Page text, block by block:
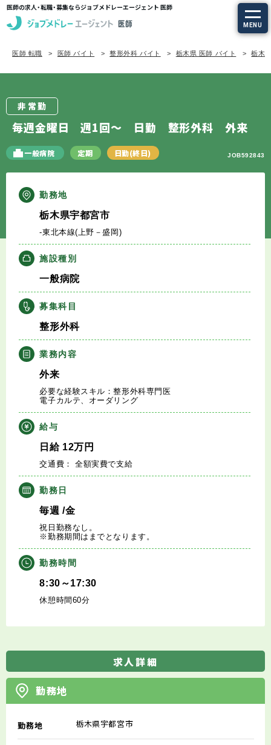
医師の求人・転職・募集ならジョブメドレーエージェント 医師
MENU
求人を探す
定期非常勤の求人
特集から探す
エージェントサービス
エージェントサービスTOP
サービスの流れ
キャリアアドバイザー紹介
医師の求人・転職Q&A
知りたい・聞きたい
転職成功事例
医師の転職マニュアル
データで見る医師の平均年収
医師に役立つ取材記事
大学医局紹介
医師 転職 医師 バイト 整形外科 バイト 栃木県 医師 バイト 栃木
非常勤
毎週金曜日 週1回～ 日勤 整形外科 外来
一般病院 定期 日勤(終日) JOB592843
勤務地
栃木県宇都宮市
-東北本線(上野－盛岡)
施設種別
一般病院
募集科目
整形外科
業務内容
外来
必要な経験スキル：整形外科専門医
電子カルテ、オーダリング
給与
日給12万円
交通費： 全額実費で支給
勤務日
毎週 /金
祝日勤務なし。
※勤務期間はまでとなります。
勤務時間
8:30～17:30
休憩時間60分
求人詳細
勤務地
勤務地 栃木県宇都宮市